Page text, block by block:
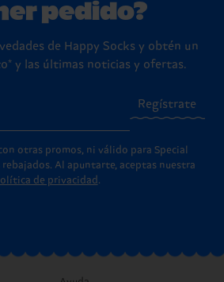
pedido?
de Happy Socks y obtén un
y las últimas noticias y ofertas.
Regístrate
otras promos, ni válido para Special
Al apuntarte, aceptas nuestra
de privacidad .